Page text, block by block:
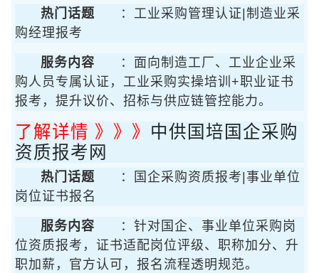
热门话题
：工业采购管理认证|制造业采
购经理报考
服务内容
：面向制造工厂、工业企业采
购人员专属认证，工业采购实操培训+职业证书
报考，提升议价、招标与供应链管控能力。
了解详情 》》》 中供国培国企采购
资质报考网
热门话题
：国企采购资质报考|事业单位
岗位证书报名
服务内容
：针对国企、事业单位采购岗
位资质报考，证书适配岗位评级、职称加分、升
职加薪，官方认可，报名流程透明规范。